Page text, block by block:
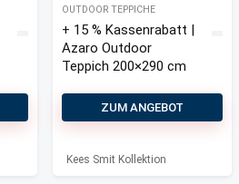
OUTDOOR TEPPICHE
+ 15 % Kassenrabatt |
Azaro Outdoor
Teppich 200×290 cm
ZUM ANGEBOT
Kees Smit Kollektion